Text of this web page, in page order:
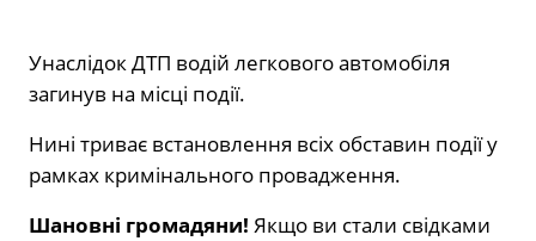
Унаслідок ДТП водій легкового автомобіля
загинув на місці події.
Нині триває встановлення всіх обставин події у
рамках кримінального провадження.
Шановні громадяни! Якщо ви стали свідками